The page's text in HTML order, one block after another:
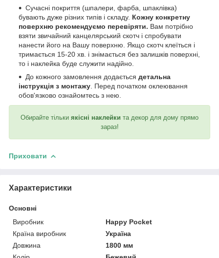
Сучасні покриття (шпалери, фарба, шпаклівка)
бувають дуже різних типів і складу. Кожну конкретну
поверхню рекомендуємо перевіряти. Вам потрібно
взяти звичайний канцелярський скотч і спробувати
нанести його на Вашу поверхню. Якщо скотч клеїться і
тримається 15-20 хв. і знімається без залишків поверхні,
то і наклейка буде служити надійно.
До кожного замовлення додається детальна
інструкція з монтажу . Перед початком оклеювання
обов'язково ознайомтесь з нею.
Обирайте тільки якісні наклейки та декор для дому прямо
зараз!
Приховати
Характеристики
Основні
Виробник
Happy Pocket
Країна виробник
Україна
Довжина
1800 мм